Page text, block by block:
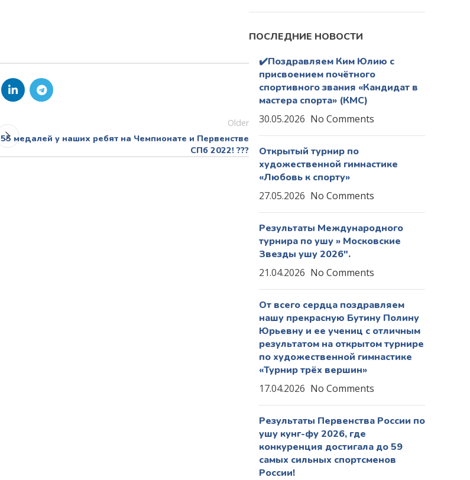
Older
55 медалей у наших ребят на Чемпионате и Первенстве
СПб 2022! ???
ПОСЛЕДНИЕ НОВОСТИ
✔️Поздравляем Ким Юлию с
присвоением почётного
спортивного звания «Кандидат в
мастера спорта» (КМС)
30.05.2026 No Comments
Открытый турнир по
художественной гимнастике
«Любовь к спорту»
27.05.2026 No Comments
Результаты Международного
турнира по ушу » Московские
Звезды ушу 2026″.
21.04.2026 No Comments
От всего сердца поздравляем
нашу прекрасную Бутину Полину
Юрьевну и ее учениц с отличным
результатом на открытом турнире
по художественной гимнастике
«Турнир трёх вершин»
17.04.2026 No Comments
Результаты Первенства России по
ушу кунг-фу 2026, где
конкуренция достигала до 59
самых сильных спортсменов
России!